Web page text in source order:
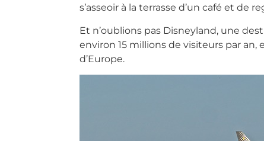
s’asseoir à la terrasse d’un café et de
Et n’oublions pas Disneyland, une
environ 15 millions de visiteurs par
d’Europe.